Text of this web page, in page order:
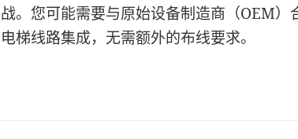
战。您可能需要与原始设备制造商（OEM）
电梯线路集成，无需额外的布线要求。